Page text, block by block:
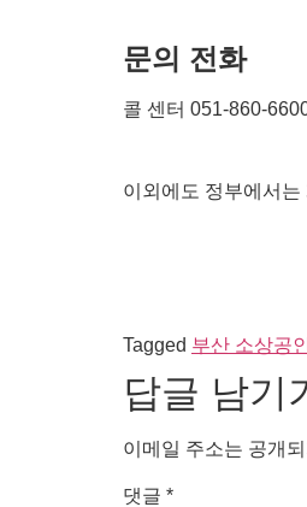
문의 전화
콜 센터 051-860-
이외에도 정부에서
Tagged 부산 소상공
답글 남기
이메일 주소는 공개
댓글 *